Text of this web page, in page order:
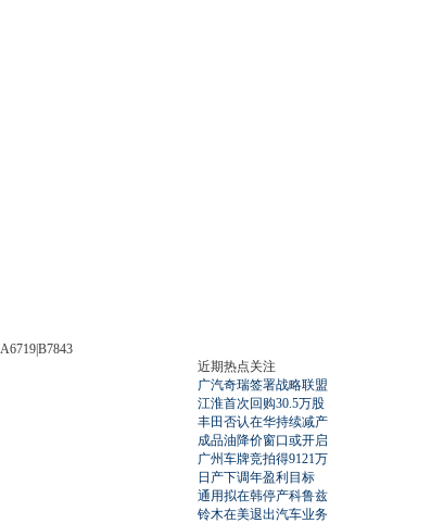
A6719|B7843
近期热点关注
广汽奇瑞签署战略联盟
江淮首次回购30.5万股
丰田否认在华持续减产
成品油降价窗口或开启
广州车牌竞拍得9121万
日产下调年盈利目标
通用拟在韩停产科鲁兹
铃木在美退出汽车业务